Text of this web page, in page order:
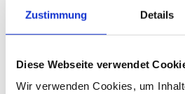
Zustimmung Details
Diese Webseite verwendet
Wir verwenden Cookies, um
Daten